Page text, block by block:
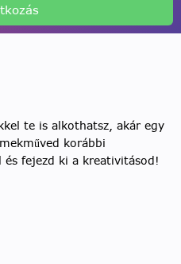
te is alkothatsz, akár egy
korábbi
fejezd ki a kreativitásod!